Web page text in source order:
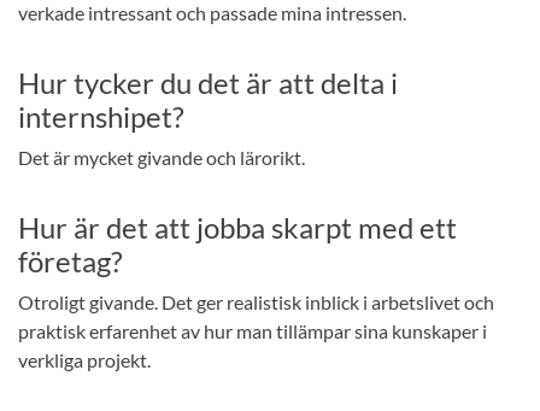
verkade intressant och passade mina intressen.
Hur tycker du det är att delta i
internshipet?
Det är mycket givande och lärorikt.
Hur är det att jobba skarpt med ett
företag?
Otroligt givande. Det ger realistisk inblick i arbetslivet och
praktisk erfarenhet av hur man tillämpar sina kunskaper i
verkliga projekt.